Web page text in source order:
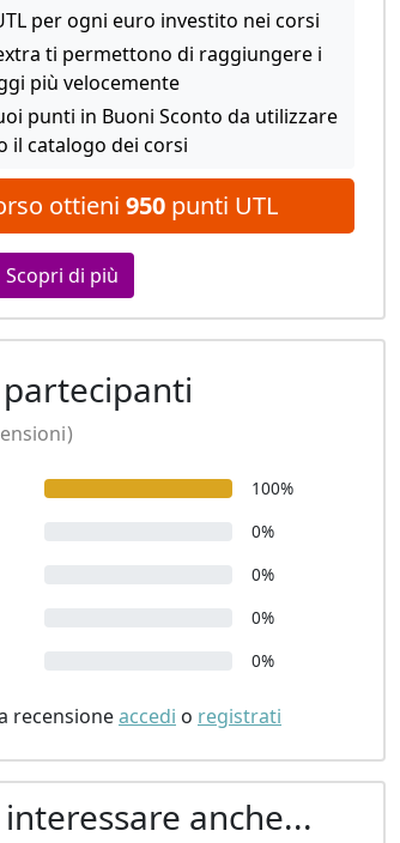
per ogni euro investito nei corsi
ti permettono di raggiungere i
più velocemente
punti in Buoni Sconto da utilizzare
il catalogo dei corsi
ottieni 950punti UTL
Scopri di più
)
100%
0%
0%
0%
0%
recensioneaccedi o registrati
anche...